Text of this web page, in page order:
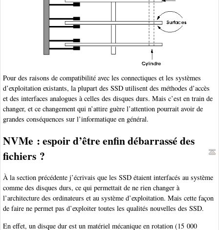
Pour des raisons de compatibilité avec les connectiques et les systèmes
d’exploitation existants, la plupart des SSD utilisent des méthodes d’accès
et des interfaces analogues à celles des disques durs. Mais c’est en train de
changer, et ce changement qui n’attire guère l’attention pourrait avoir de
grandes conséquences sur l’informatique en général.
NVMe : espoir d’être enfin débarrassé des
fichiers ?
À la section précédente j’écrivais que les SSD étaient interfacés au système
comme des disques durs, ce qui permettait de ne rien changer à
l’architecture des ordinateurs et au système d’exploitation. Mais cette façon
de faire ne permet pas d’exploiter toutes les qualités nouvelles des SSD.
En effet, un disque dur est un matériel mécanique en rotation (15 000